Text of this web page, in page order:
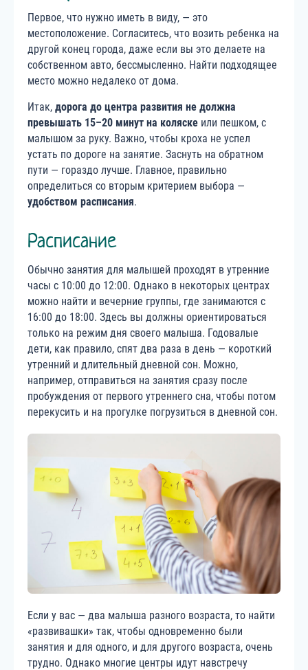
Первое, что нужно иметь в виду, — это
местоположение. Согласитесь, что возить ребенка на
другой конец города, даже если вы это делаете на
собственном авто, бессмысленно. Найти подходящее
место можно недалеко от дома.
Итак, дорога до центра развития не должна
превышать 15–20 минут на коляске или пешком, с
малышом за руку. Важно, чтобы кроха не успел
устать по дороге на занятие. Заснуть на обратном
пути — гораздо лучше. Главное, правильно
определиться со вторым критерием выбора —
удобством расписания.
Расписание
Обычно занятия для малышей проходят в утренние
часы с 10:00 до 12:00. Однако в некоторых центрах
можно найти и вечерние группы, где занимаются с
16:00 до 18:00. Здесь вы должны ориентироваться
только на режим дня своего малыша. Годовалые
дети, как правило, спят два раза в день — короткий
утренний и длительный дневной сон. Можно,
например, отправиться на занятия сразу после
пробуждения от первого утреннего сна, чтобы потом
перекусить и на прогулке погрузиться в дневной сон.
Если у вас — два малыша разного возраста, то найти
«развивашки» так, чтобы одновременно были
занятия и для одного, и для другого возраста, очень
трудно. Однако многие центры идут навстречу